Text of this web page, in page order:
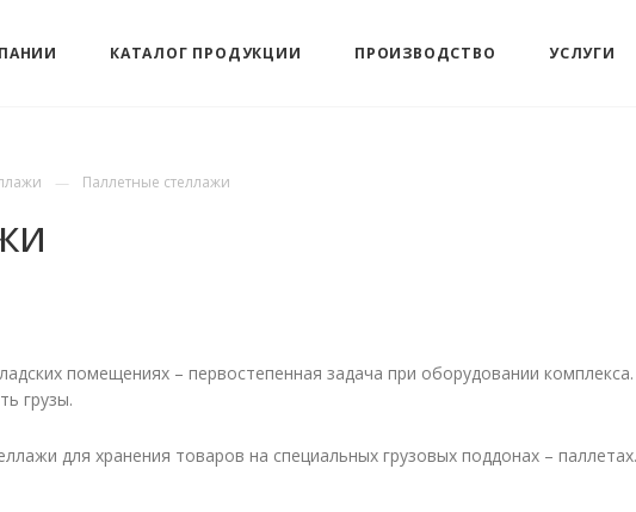
КАТАЛОГ ПРОДУКЦИИ ПРОИЗВОДСТВО УСЛУГИ
Паллетные стеллажи
помещениях – первостепенная задача при оборудовании
грузы.
для хранения товаров на специальных грузовых поддонах –